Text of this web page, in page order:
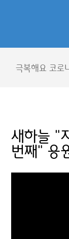
극복해요 코로
새하늘 "
번째" 응